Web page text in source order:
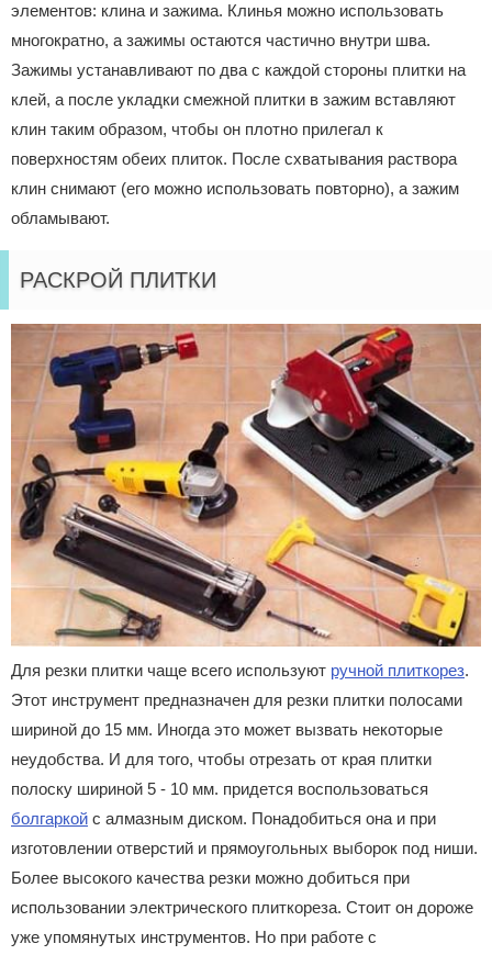
элементов: клина и зажима. Клинья можно использовать
многократно, а зажимы остаются частично внутри шва.
Зажимы устанавливают по два с каждой стороны плитки на
клей, а после укладки смежной плитки в зажим вставляют
клин таким образом, чтобы он плотно прилегал к
поверхностям обеих плиток. После схватывания раствора
клин снимают (его можно использовать повторно), а зажим
обламывают.
РАСКРОЙ ПЛИТКИ
Для резки плитки чаще всего используют ручной плиткорез.
Этот инструмент предназначен для резки плитки полосами
шириной до 15 мм. Иногда это может вызвать некоторые
неудобства. И для того, чтобы отрезать от края плитки
полоску шириной 5 - 10 мм. придется воспользоваться
болгаркой с алмазным диском. Понадобиться она и при
изготовлении отверстий и прямоугольных выборок под ниши.
Более высокого качества резки можно добиться при
использовании электрического плиткореза. Стоит он дороже
уже упомянутых инструментов. Но при работе с